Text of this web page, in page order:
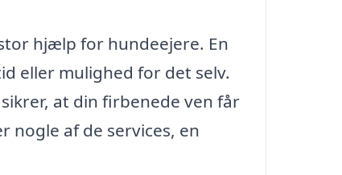
hjælp for hundeejere. En
eller mulighed for det selv.
at din firbenede ven får
af de services, en